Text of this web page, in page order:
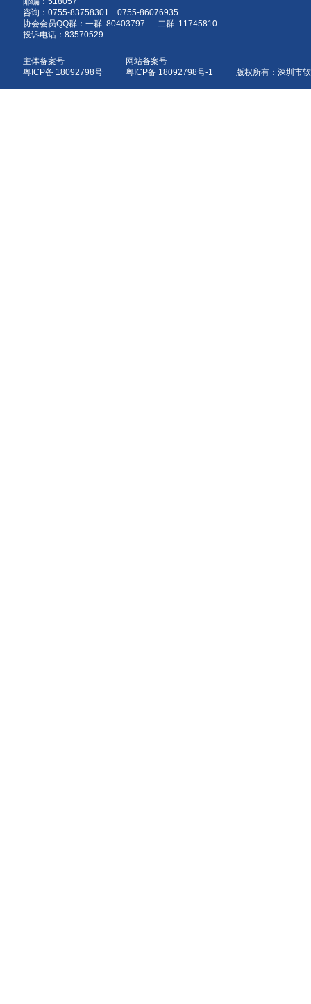
咨询：0755-83758301 0755-86076935
协会会员QQ群：一群 80403797 二群 11745810
投诉电话：83570529
主体备案号
粤ICP备 18092798号
网站备案号
粤ICP备 18092798号-1 版权所有：深圳市软